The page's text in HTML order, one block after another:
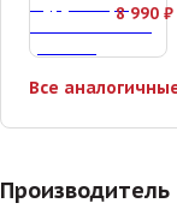
Производитель
8 990 ₽
Все